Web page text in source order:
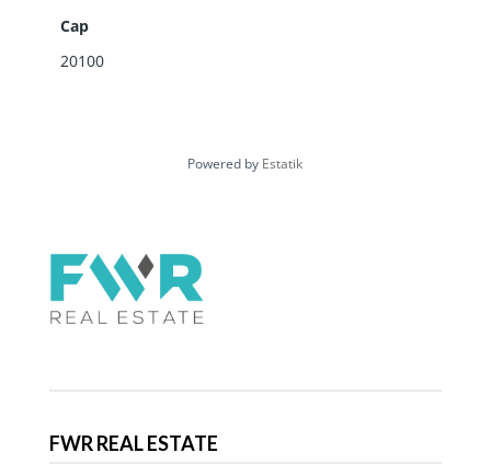
Cap
20100
Powered by Estatik
FWR REAL ESTATE